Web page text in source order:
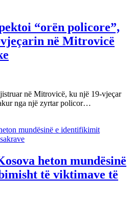
“orën policore”,
në Mitrovicë
në Mitrovicë, ku një 19-vjeçar
nga një zyrtar policor…
heton mundësinë
të viktimave të